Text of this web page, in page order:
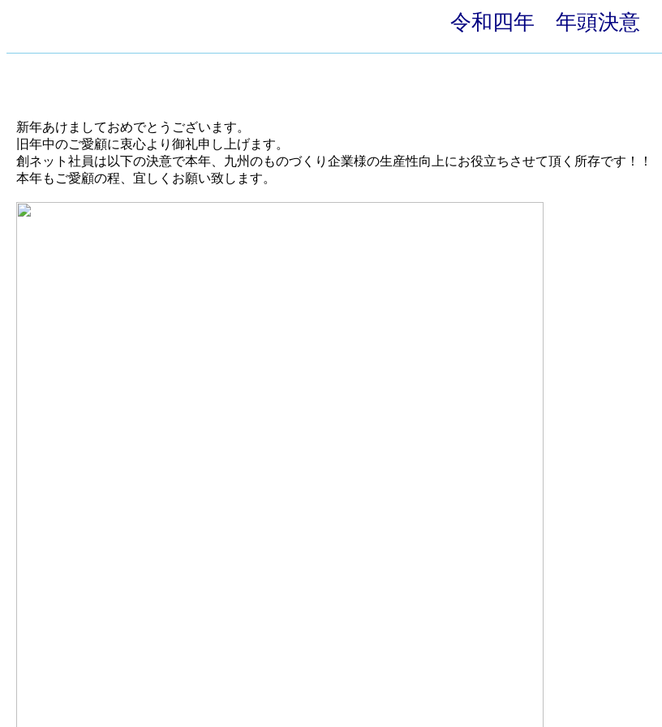
令和四年 年頭決意
新年あけましておめでとうございます。
旧年中のご愛顧に衷心より御礼申し上げます。
創ネット社員は以下の決意で本年、九州のものづくり企業様の生産性向上にお役立ちさせて頂く所存です！！
本年もご愛顧の程、宜しくお願い致します。